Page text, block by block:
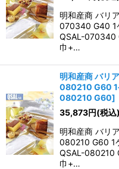
明和産商 バリ
070340 G40 1
QSAL-070340
巾+…
明和産商 バリ
080210 G60 1
080210 G60]
35,873円(税込)
明和産商 バリ
080210 G60 1
QSAL-080210
巾+…